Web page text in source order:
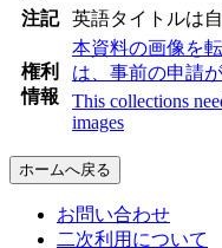
注記 英語タイトルは
権利
情報
本資料の画像を
は、事前の申請
This collections
images
ホームへ戻る
お問い合わせ
二次利用について